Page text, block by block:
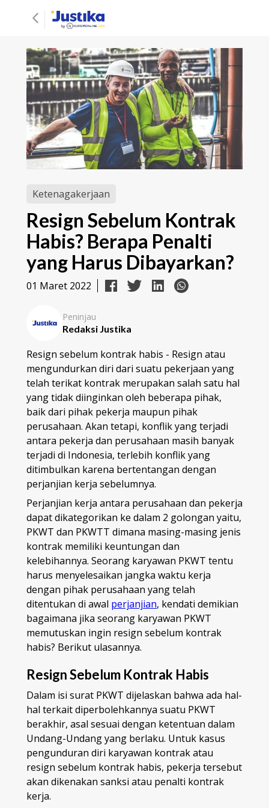
Ketenagakerjaan
Resign Sebelum Kontrak
Habis? Berapa Penalti
yang Harus Dibayarkan?
01 Maret 2022
Peninjau
Redaksi Justika
Resign sebelum kontrak habis - Resign atau
mengundurkan diri dari suatu pekerjaan yang
telah terikat kontrak merupakan salah satu hal
yang tidak diinginkan oleh beberapa pihak,
baik dari pihak pekerja maupun pihak
perusahaan. Akan tetapi, konflik yang terjadi
antara pekerja dan perusahaan masih banyak
terjadi di Indonesia, terlebih konflik yang
ditimbulkan karena bertentangan dengan
perjanjian kerja sebelumnya.
Perjanjian kerja antara perusahaan dan pekerja
dapat dikategorikan ke dalam 2 golongan yaitu,
PKWT dan PKWTT dimana masing-masing jenis
kontrak memiliki keuntungan dan
kelebihannya. Seorang karyawan PKWT tentu
harus menyelesaikan jangka waktu kerja
dengan pihak perusahaan yang telah
ditentukan di awal perjanjian, kendati demikian
bagaimana jika seorang karyawan PKWT
memutuskan ingin resign sebelum kontrak
habis? Berikut ulasannya.
Resign Sebelum Kontrak Habis
Dalam isi surat PKWT dijelaskan bahwa ada hal-
hal terkait diperbolehkannya suatu PKWT
berakhir, asal sesuai dengan ketentuan dalam
Undang-Undang yang berlaku. Untuk kasus
pengunduran diri karyawan kontrak atau
resign sebelum kontrak habis, pekerja tersebut
akan dikenakan sanksi atau penalti kontrak
kerja.